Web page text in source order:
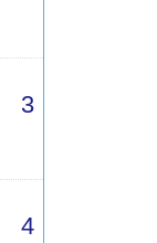
3
4